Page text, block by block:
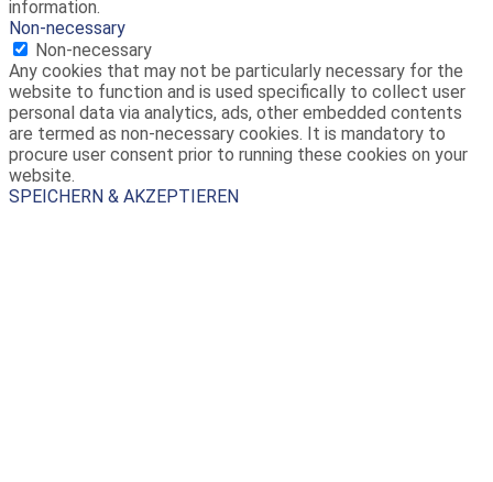
information.
Non-necessary
Non-necessary
Any cookies that may not be particularly necessary for the
website to function and is used specifically to collect user
personal data via analytics, ads, other embedded contents
are termed as non-necessary cookies. It is mandatory to
procure user consent prior to running these cookies on your
website.
SPEICHERN & AKZEPTIEREN